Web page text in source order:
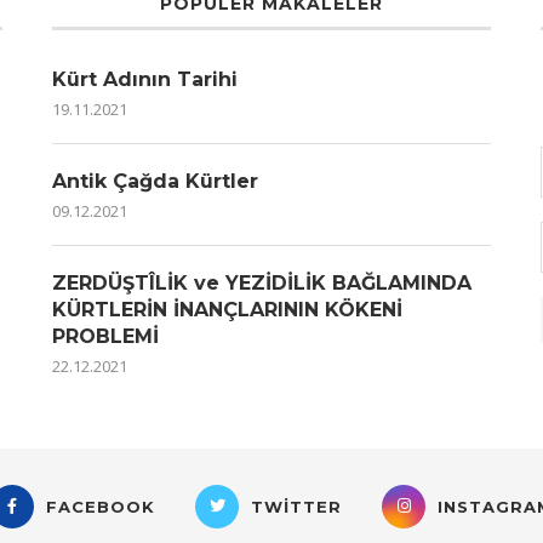
Kürt Adının Tarihi
19.11.2021
Antik Çağda Kürtler
09.12.2021
ZERDÜŞTÎLİK ve YEZİDİLİK BAĞLAMINDA
KÜRTLERİN İNANÇLARININ KÖKENİ
PROBLEMİ
22.12.2021
FACEBOOK TWITTER